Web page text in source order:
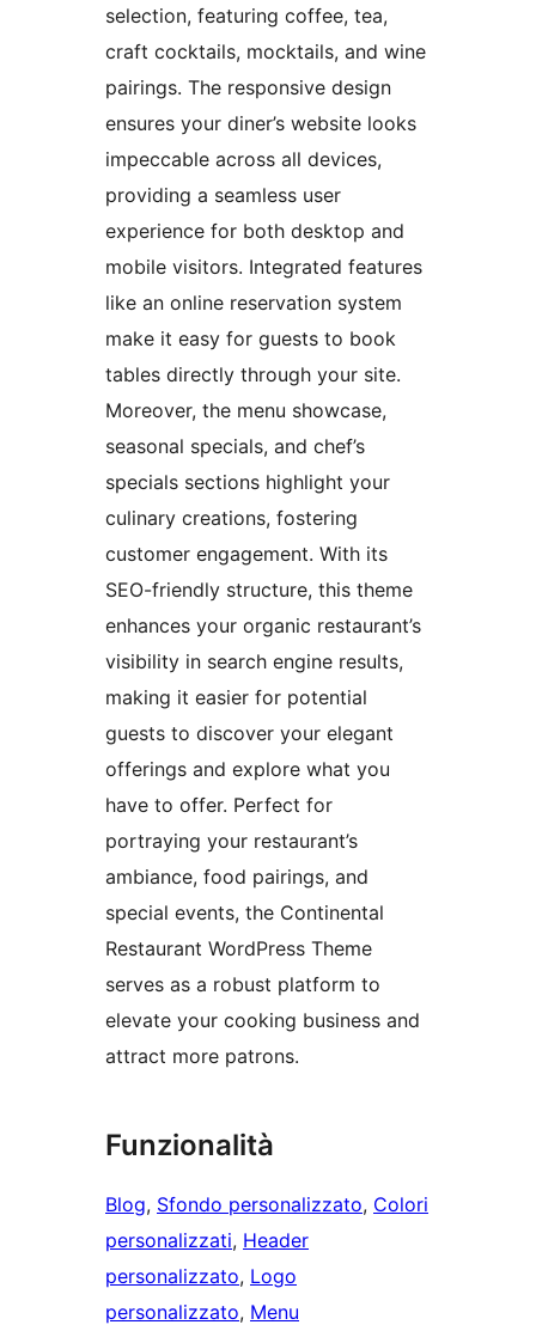
selection, featuring coffee, tea,
craft cocktails, mocktails, and wine
pairings. The responsive design
ensures your diner’s website looks
impeccable across all devices,
providing a seamless user
experience for both desktop and
mobile visitors. Integrated features
like an online reservation system
make it easy for guests to book
tables directly through your site.
Moreover, the menu showcase,
seasonal specials, and chef’s
specials sections highlight your
culinary creations, fostering
customer engagement. With its
SEO-friendly structure, this theme
enhances your organic restaurant’s
visibility in search engine results,
making it easier for potential
guests to discover your elegant
offerings and explore what you
have to offer. Perfect for
portraying your restaurant’s
ambiance, food pairings, and
special events, the Continental
Restaurant WordPress Theme
serves as a robust platform to
elevate your cooking business and
attract more patrons.
Funzionalità
Blog, Sfondo personalizzato, Colori
personalizzati, Header
personalizzato, Logo
personalizzato, Menu